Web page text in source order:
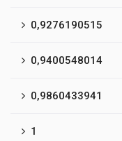
0,9276190515
0,9400548014
0,9860433941
1